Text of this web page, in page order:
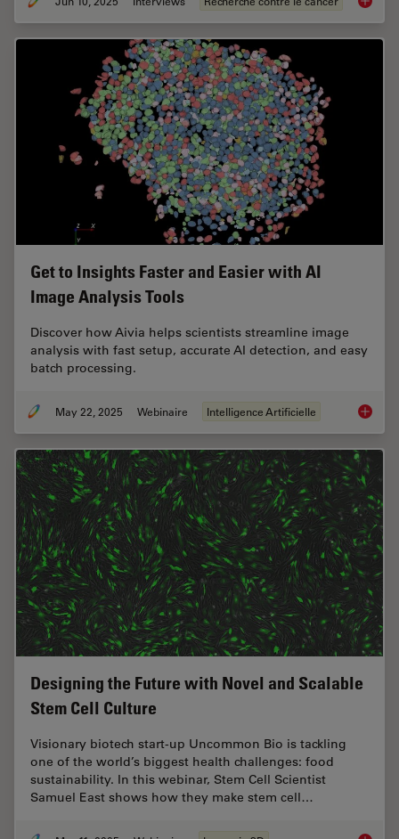
Get to Insights Faster and Easier with AI
Image Analysis Tools
Discover how Aivia helps scientists streamline image
analysis with fast setup, accurate AI detection, and easy
batch processing.
May 22, 2025 Webinaire Intelligence Artificielle Get to
Designing the Future with Novel and Scalable
Stem Cell Culture
Visionary biotech start-up Uncommon Bio is tackling
one of the world’s biggest health challenges: food
sustainability. In this webinar, Stem Cell Scientist
Samuel East shows how they make stem cell…